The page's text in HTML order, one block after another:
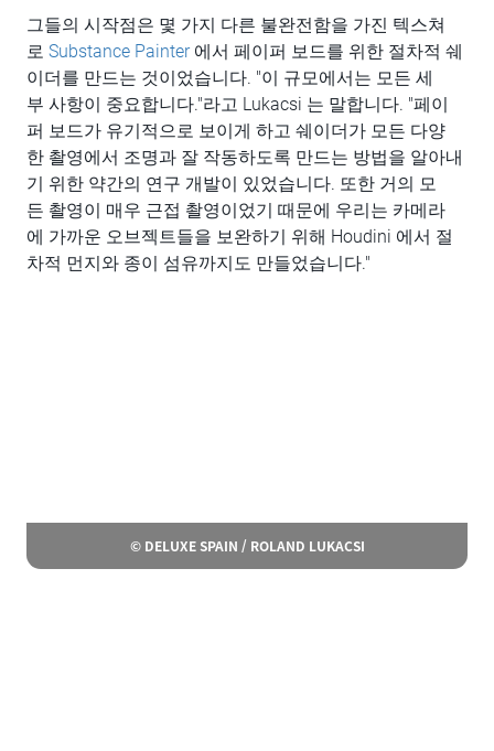
그들의 시작점은 몇 가지 다른 불완전함을 가진 텍스쳐
로 Substance Painter에서 페이퍼 보드를 위한 절차적 쉐
이더를 만드는 것이었습니다. "이 규모에서는 모든 세
부 사항이 중요합니다."라고 Lukacsi 는 말합니다. "페이
퍼 보드가 유기적으로 보이게 하고 쉐이더가 모든 다양
한 촬영에서 조명과 잘 작동하도록 만드는 방법을 알아내
기 위한 약간의 연구 개발이 있었습니다. 또한 거의 모
든 촬영이 매우 근접 촬영이었기 때문에 우리는 카메라
에 가까운 오브젝트들을 보완하기 위해 Houdini 에서 절
차적 먼지와 종이 섬유까지도 만들었습니다."
© DELUXE SPAIN / ROLAND LUKACSI